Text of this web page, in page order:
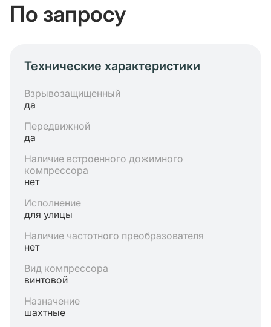
По запросу
Технические характеристики
Взрывозащищенный
да
Передвижной
да
Наличие встроенного дожимного
компрессора
нет
Исполнение
для улицы
Наличие частотного преобразователя
нет
Вид компрессора
винтовой
Назначение
шахтные